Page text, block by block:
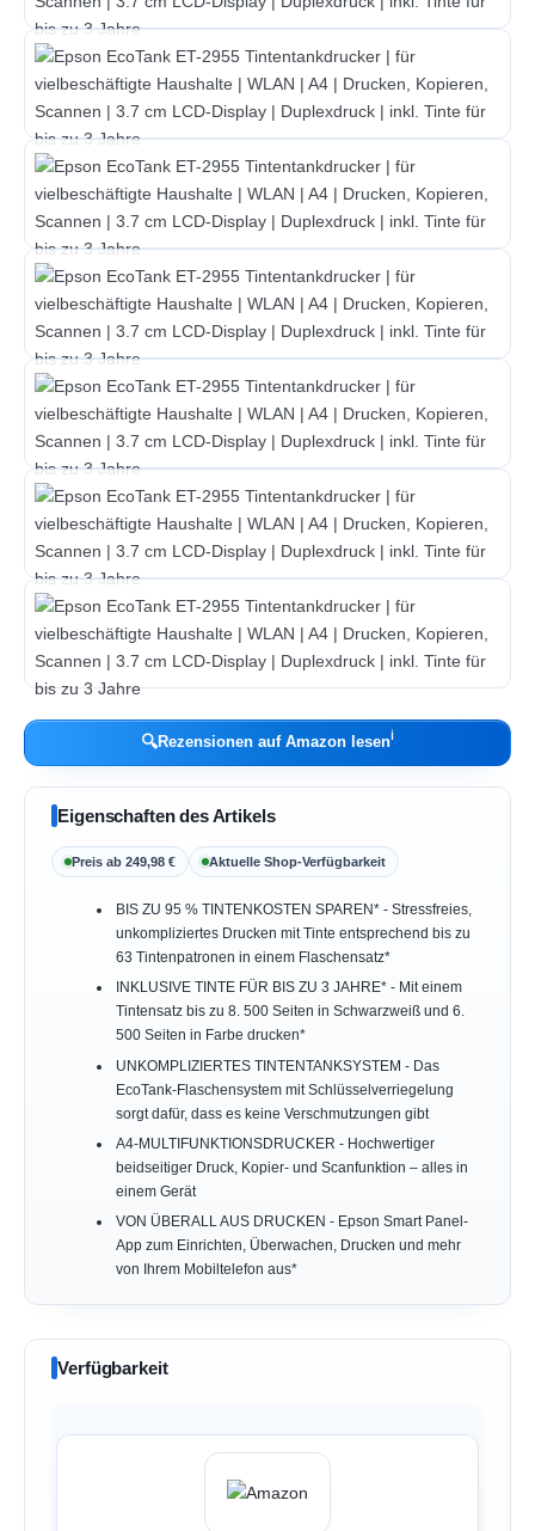
🔍Rezensionen auf Amazon lesenℹ︎
Eigenschaften des Artikels
Preis ab 249,98 € Aktuelle Shop-Verfügbarkeit
BIS ZU 95 % TINTENKOSTEN SPAREN* - Stressfreies,
unkompliziertes Drucken mit Tinte entsprechend bis zu
63 Tintenpatronen in einem Flaschensatz*
INKLUSIVE TINTE FÜR BIS ZU 3 JAHRE* - Mit einem
Tintensatz bis zu 8. 500 Seiten in Schwarzweiß und 6.
500 Seiten in Farbe drucken*
UNKOMPLIZIERTES TINTENTANKSYSTEM - Das
EcoTank-Flaschensystem mit Schlüsselverriegelung
sorgt dafür, dass es keine Verschmutzungen gibt
A4-MULTIFUNKTIONSDRUCKER - Hochwertiger
beidseitiger Druck, Kopier- und Scanfunktion – alles in
einem Gerät
VON ÜBERALL AUS DRUCKEN - Epson Smart Panel-
App zum Einrichten, Überwachen, Drucken und mehr
von Ihrem Mobiltelefon aus*
Verfügbarkeit